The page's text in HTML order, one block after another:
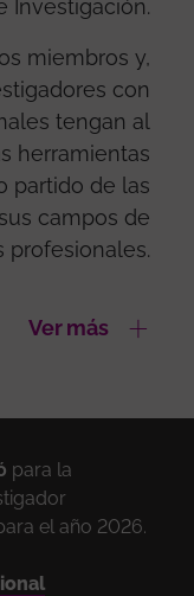
Investigación.
miembros y,
con
tengan al
herramientas
partido de las
campos de
profesionales.
Ver más
para la
el año 2026.